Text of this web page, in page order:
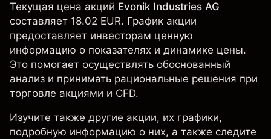
Текущая цена акций Evonik Industries AG
составляет 18.02 EUR. График акции
предоставляет инвесторам ценную
информацию о показателях и динамике цены.
Это помогает осуществлять обоснованный
анализ и принимать рациональные решения при
торговле акциями и CFD.
Изучите также другие акции, их графики,
подробную информацию о них, а также следите